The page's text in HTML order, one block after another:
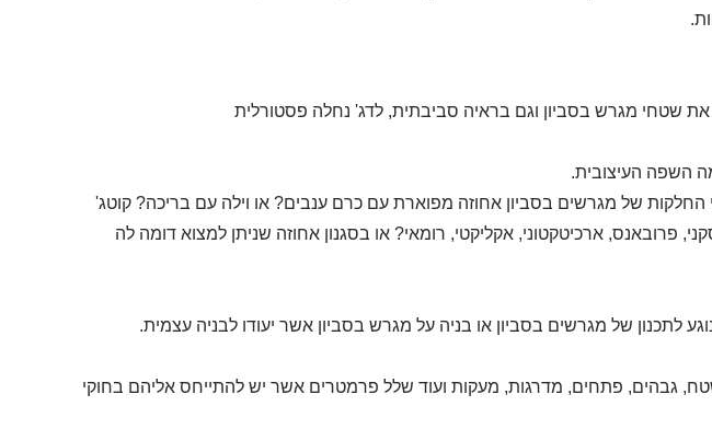
שטחי מגרש בסביון וגם בראיה סביבתית, לדג' נחלה פסטורלית
השפה העיצובית.
של מגרשים בסביון אחוזה מפוארת עם כרם ענבים? או וילה עם בריכה? קוטג'
פרובאנס, ארכיטקטוני, אקליקטי, רומאי? או בסגנון אחוזה שניתן למצוא דומה לה
לתכנון של מגרשים בסביון או בניה על מגרש בסביון אשר יעודו לבניה עצמית.
גבהים, פתחים, מדרגות, מעקות ועוד שלל פרמטרים אשר יש להתייחס אליהם בחוקי